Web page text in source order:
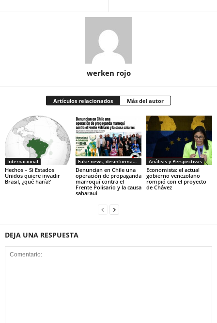
werken rojo
Artículos relacionados Más del autor
Internacional
Hechos – Si Estados
Unidos quiere invadir
Brasil, ¿qué haría?
Fake news, desinformacion
Denuncian en Chile una
operación de propaganda
marroquí contra el
Frente Polisario y la causa
saharaui
Análisis y Perspectivas
Economista: el actual
gobierno venezolano
rompió con el proyecto
de Chávez
DEJA UNA RESPUESTA